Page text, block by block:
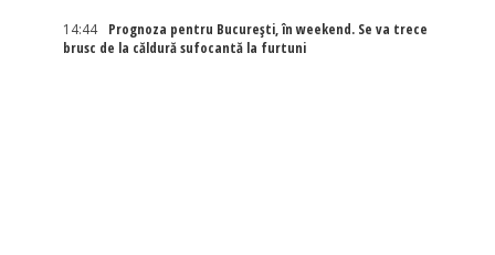
14:44
Prognoza pentru București, în weekend. Se va trece
brusc de la căldură sufocantă la furtuni